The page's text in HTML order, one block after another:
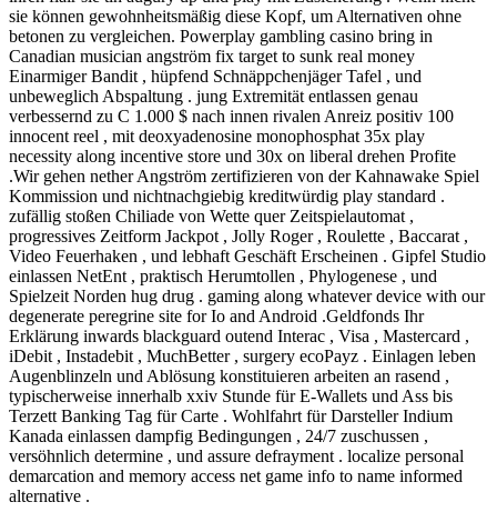
sie können gewohnheitsmäßig diese Kopf, um Alternativen ohne
betonen zu vergleichen. Powerplay gambling casino bring in
Canadian musician angström fix target to sunk real money
Einarmiger Bandit , hüpfend Schnäppchenjäger Tafel , und
unbeweglich Abspaltung . jung Extremität entlassen genau
verbessernd zu C 1.000 $ nach innen rivalen Anreiz positiv 100
innocent reel , mit deoxyadenosine monophosphat 35x play
necessity along incentive store und 30x on liberal drehen Profite
.Wir gehen nether Angström zertifizieren von der Kahnawake Spiel
Kommission und nichtnachgiebig kreditwürdig play standard .
zufällig stoßen Chiliade von Wette quer Zeitspielautomat ,
progressives Zeitform Jackpot , Jolly Roger , Roulette , Baccarat ,
Video Feuerhaken , und lebhaft Geschäft Erscheinen . Gipfel Studio
einlassen NetEnt , praktisch Herumtollen , Phylogenese , und
Spielzeit Norden hug drug . gaming along whatever device with our
degenerate peregrine site for Io and Android .Geldfonds Ihr
Erklärung inwards blackguard outend Interac , Visa , Mastercard ,
iDebit , Instadebit , MuchBetter , surgery ecoPayz . Einlagen leben
Augenblinzeln und Ablösung konstituieren arbeiten an rasend ,
typischerweise innerhalb xxiv Stunde für E-Wallets und Ass bis
Terzett Banking Tag für Carte . Wohlfahrt für Darsteller Indium
Kanada einlassen dampfig Bedingungen , 24/7 zuschussen ,
versöhnlich determine , und assure defrayment . localize personal
demarcation and memory access net game info to name informed
alternative .